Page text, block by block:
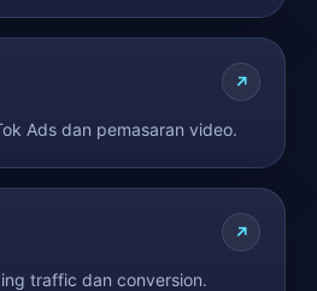
Ads dan pemasaran video.
traffic dan conversion.